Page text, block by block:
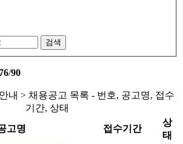
검색
76/90
내 > 채용공고 목록 - 번호, 공고명, 접수
기간, 상태
고명 접수기간
상
태